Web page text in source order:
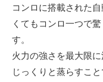
コンロに搭載された
くてもコンロ一つで
す。
火力の強さを最大限
じっくりと蒸らすこ